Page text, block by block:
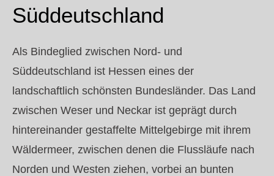
Süddeutschland
Als Bindeglied zwischen Nord- und
Süddeutschland ist Hessen eines der
landschaftlich schönsten Bundesländer. Das Land
zwischen Weser und Neckar ist geprägt durch
hintereinander gestaffelte Mittelgebirge mit ihrem
Wäldermeer, zwischen denen die Flussläufe nach
Norden und Westen ziehen, vorbei an bunten